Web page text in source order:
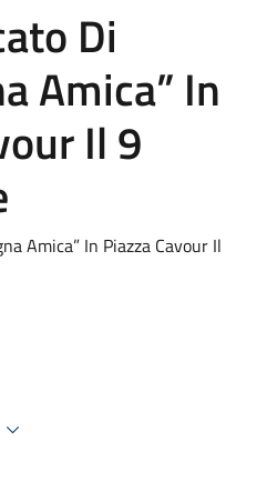
Di
Amica” In
Il 9
Amica” In Piazza Cavour Il